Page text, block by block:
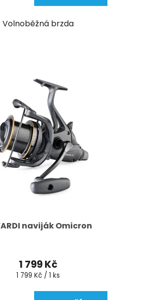
Volnoběžná brzda
naviják Omicron
1 799 Kč
Měrná
1 799 Kč / 1 ks